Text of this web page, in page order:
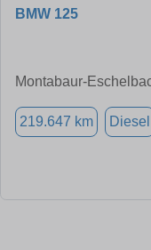
BMW 125
Montabaur-
219.647 km Diesel